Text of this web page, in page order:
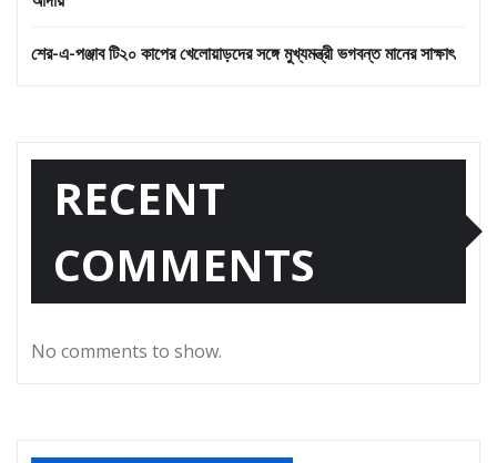
শের-এ-পঞ্জাব টি২০ কাপের খেলোয়াড়দের সঙ্গে মুখ্যমন্ত্রী ভগবন্ত মানের সাক্ষাৎ
RECENT
COMMENTS
No comments to show.